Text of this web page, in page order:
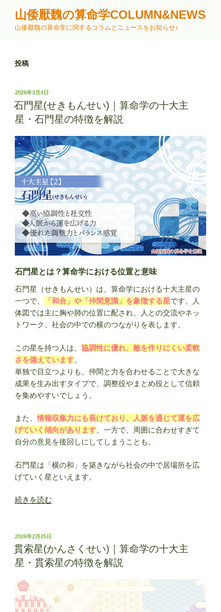
山倭厭魏の算命学COLUMN&NEWS
山倭厭魏の算命学に関するコラムとニュースをお知らせ♪
投稿
投
稿
日:
2026年3月4日
石門星(せきもんせい)｜算命学の十大主
星・石門星の特徴を解説
石門星とは？算命学における位置と意味
石門星（せきもんせい）は、算命学における十大主星の
一つで、
「和合」や「仲間意識」を象徴する星です。人
体図では主に胸や肺の位置に配され、人との交流やネッ
トワーク、社会の中での横のつながりを表します。
この星を持つ人は、 協調性に優れ、敵を作りにくい柔軟
さを備えています。
単独で目立つよりも、仲間と力を合わせることで大きな
成果を生み出すタイプで、調整役やまとめ役として信頼
を集めやすいでしょう。
また、情報収集力にも長けており、人脈を通じて運を広
げていく傾向があります。一方で、周囲に合わせすぎて
自分の意見を後回しにしてしまうことも。
石門星は「横の和」を築きながら社会の中で居場所を広
げていく星といえます。
“石
(せ
き
も
せ
い)
｜
続きを読む
投
稿
日:
2026年2月25日
貫索星(かんさくせい)｜算命学の十大主
星・貫索星の特徴を解説